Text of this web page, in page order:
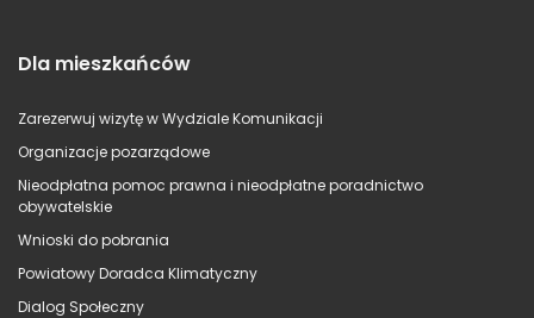
Dla mieszkańców
Zarezerwuj wizytę w Wydziale Komunikacji
Organizacje pozarządowe
Nieodpłatna pomoc prawna i nieodpłatne poradnictwo
obywatelskie
Wnioski do pobrania
Powiatowy Doradca Klimatyczny
Dialog Społeczny